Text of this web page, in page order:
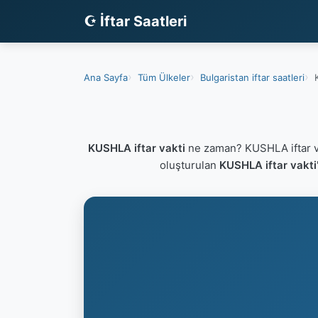
☪ İftar Saatleri
Ana Sayfa Tüm Ülkeler Bulgaristan iftar saatleri
KUSHLA iftar vakti ne zaman? KUSHLA iftar
oluşturulan KUSHLA iftar vakti